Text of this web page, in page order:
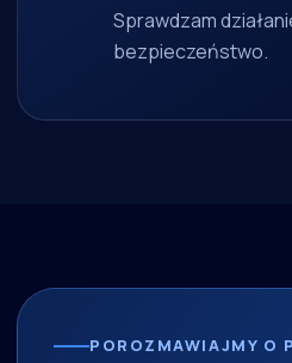
Sprawdzam
bezpieczeństwo.
POROZMAWIAJMY O